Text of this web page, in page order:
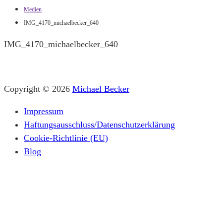
Medien
IMG_4170_michaelbecker_640
IMG_4170_michaelbecker_640
Copyright © 2026 Michael Becker
Impressum
Haftungsausschluss/Datenschutzerklärung
Cookie-Richtlinie (EU)
Blog